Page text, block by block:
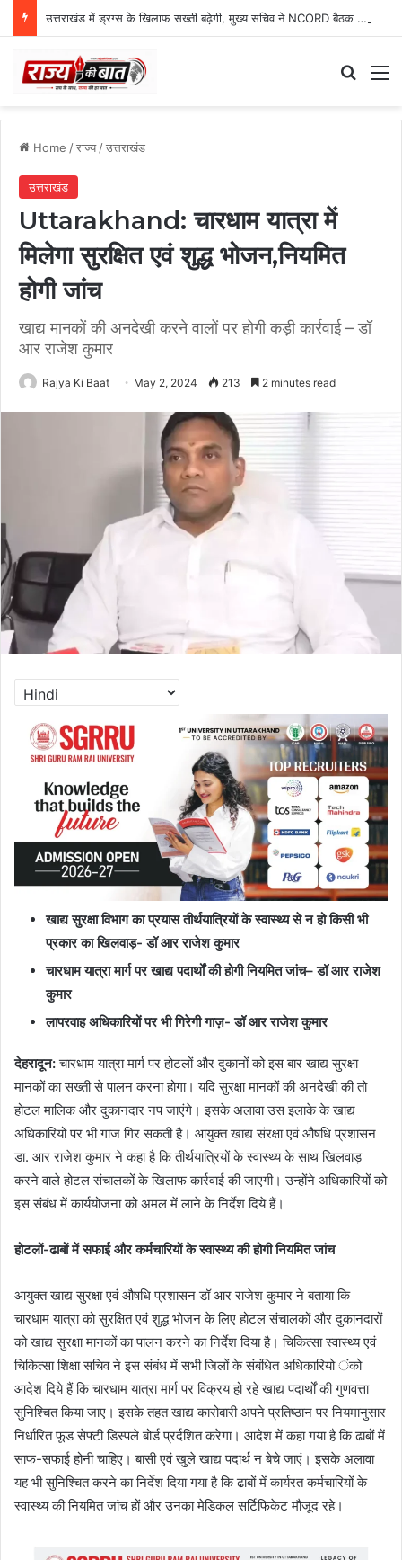
उत्तराखंड में ड्रग्स के खिलाफ सख्ती बढ़ेगी, मुख्य सचिव ने NCORD बैठक में दिए कड़े निर्देश
Home /राज्य/उत्तराखंड
उत्तराखंड
Uttarakhand: चारधाम यात्रा में
मिलेगा सुरक्षित एवं शुद्ध भोजन,नियमित
होगी जांच
खाद्य मानकों की अनदेखी करने वालों पर होगी कड़ी कार्रवाई – डॉ
आर राजेश कुमार
Rajya Ki Baat May 2, 2024 213 2 minutes read
खाद्य सुरक्षा विभाग का प्रयास तीर्थयात्रियों के स्वास्थ्य से न हो किसी भी
प्रकार का खिलवाड़- डॉ आर राजेश कुमार
चारधाम यात्रा मार्ग पर खाद्य पदार्थों की होगी नियमित जांच–डॉ आर राजेश
कुमार
लापरवाह अधिकारियों पर भी गिरेगी गाज़- डॉ आर राजेश कुमार
देहरादून:चारधाम यात्रा मार्ग पर होटलों और दुकानों को इस बार खाद्य सुरक्षा
मानकों का सख्ती से पालन करना होगा। यदि सुरक्षा मानकों की अनदेखी की तो
होटल मालिक और दुकानदार नप जाएंगे। इसके अलावा उस इलाके के खाद्य
अधिकारियों पर भी गाज गिर सकती है। आयुक्त खाद्य संरक्षा एवं औषधि प्रशासन
डा. आर राजेश कुमार ने कहा है कि तीर्थयात्रियों के स्वास्थ्य के साथ खिलवाड़
करने वाले होटल संचालकों के खिलाफ कार्रवाई की जाएगी। उन्होंने अधिकारियों को
इस संबंध में कार्ययोजना को अमल में लाने के निर्देश दिये हैं।
होटलों-ढाबों में सफाई और कर्मचारियों के स्वास्थ्य की होगी नियमित जांच
आयुक्त खाद्य सुरक्षा एवं औषधि प्रशासन डॉ आर राजेश कुमार ने बताया कि
चारधाम यात्रा को सुरक्षित एवं शुद्ध भोजन के लिए होटल संचालकों और दुकानदारों
को खाद्य सुरक्षा मानकों का पालन करने का निर्देश दिया है। चिकित्सा स्वास्थ्य एवं
चिकित्सा शिक्षा सचिव ने इस संबंध में सभी जिलों के संबंधित अधिकारियो ंको
आदेश दिये हैं कि चारधाम यात्रा मार्ग पर विक्रय हो रहे खाद्य पदार्थों की गुणवत्ता
सुनिश्चित किया जाए। इसके तहत खाद्य कारोबारी अपने प्रतिष्ठान पर नियमानुसार
निर्धारित फूड सेफ्टी डिस्पले बोर्ड प्रर्दशित करेगा। आदेश में कहा गया है कि ढाबों में
साफ-सफाई होनी चाहिए। बासी एवं खुले खाद्य पदार्थ न बेचे जाएं। इसके अलावा
यह भी सुनिश्चित करने का निर्देश दिया गया है कि ढाबों में कार्यरत कर्मचारियों के
स्वास्थ्य की नियमित जांच हों और उनका मेडिकल सर्टिफिकेट मौजूद रहे।